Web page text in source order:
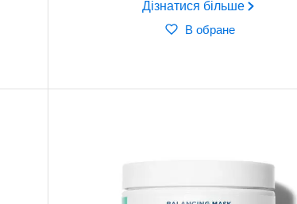
Дізнатися більше
В обране